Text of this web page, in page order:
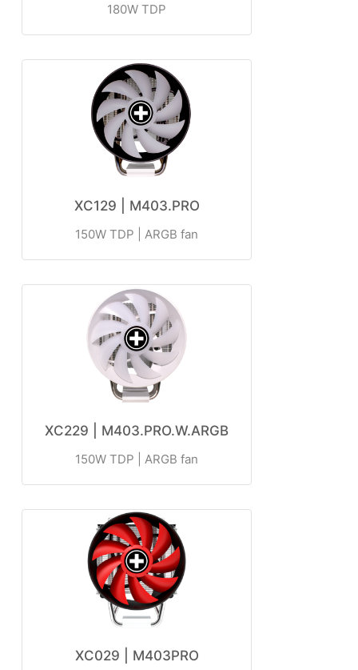
180W TDP
XC129 | M403.PRO
150W TDP | ARGB fan
XC229 | M403.PRO.W.ARGB
150W TDP | ARGB fan
XC029 | M403PRO